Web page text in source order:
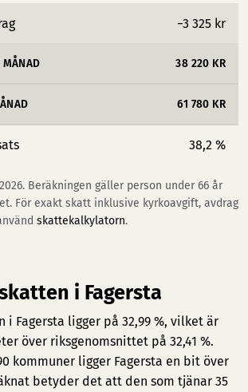
−3 325 kr
MÅNAD 38 220 KR
61 780 KR
38,2 %
Beräkningen gäller person under 66 år
För exakt skatt inklusive kyrkoavgift, avdrag
skattekalkylatorn.
i Fagersta
i Fagersta ligger på 32,99 %, vilket är
över riksgenomsnittet på 32,41 %.
kommuner ligger Fagersta en bit över
betyder det att den som tjänar 35